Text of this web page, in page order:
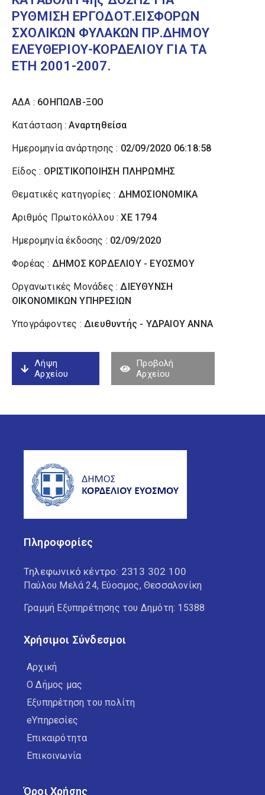
ΡΥΘΜΙΣΗ ΕΡΓΟΔΟΤ.ΕΙΣΦΟΡΩΝ
ΣΧΟΛΙΚΩΝ ΦΥΛΑΚΩΝ ΠΡ.ΔΗΜΟΥ
ΕΛΕΥΘΕΡΙΟΥ-ΚΟΡΔΕΛΙΟΥ ΓΙΑ ΤΑ
ΕΤΗ 2001-2007.
ΑΔΑ : 6ΟΗΠΩΛΒ-Ξ0Ο
Κατάσταση :Αναρτηθείσα
Ημερομηνία ανάρτησης : 02/09/2020 06:18:58
Είδος : ΟΡΙΣΤΙΚΟΠΟΙΗΣΗ ΠΛΗΡΩΜΗΣ
Θεματικές κατηγορίες : ΔΗΜΟΣΙΟΝΟΜΙΚΑ
Αριθμός Πρωτοκόλλου :ΧΕ 1794
Ημερομηνία έκδοσης : 02/09/2020
Φορέας : ΔΗΜΟΣ ΚΟΡΔΕΛΙΟΥ - ΕΥΟΣΜΟΥ
Οργανωτικές Μονάδες :ΔΙΕΥΘΥΝΣΗ
ΟΙΚΟΝΟΜΙΚΩΝ ΥΠΗΡΕΣΙΩΝ
Υπογράφοντες : Διευθυντής - ΥΔΡΑΙΟΥ ΑΝΝΑ
Λήψη
Αρχείου
Προβολή
Αρχείου
Πληροφορίες
Τηλεφωνικό κέντρο: 2313 302 100
Παύλου Μελά 24, Εύοσμος, Θεσσαλονίκη
Γραμμή Εξυπηρέτησης του Δημότη: 15388
Χρήσιμοι Σύνδεσμοι
Αρχική
Ο Δήμος μας
Εξυπηρέτηση του πολίτη
eΥπηρεσίες
Επικαιρότητα
Επικοινωνία
Όροι Χρήσης